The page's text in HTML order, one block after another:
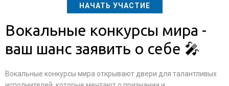
НАЧАТЬ УЧАСТИЕ
Вокальные конкурсы мира -
ваш шанс заявить о себе 🎤
Вокальные конкурсы мира открывают двери для талантливых